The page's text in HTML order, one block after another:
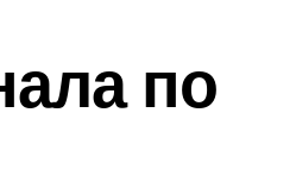
по